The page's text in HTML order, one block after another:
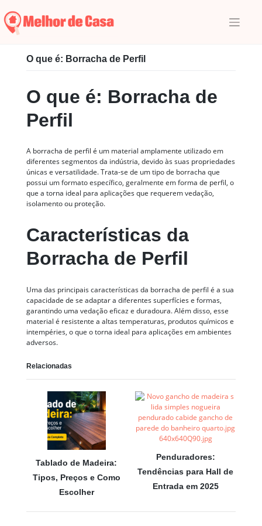
to
content
O que é: Borracha de Perfil
O que é: Borracha de
Perfil
A borracha de perfil é um material amplamente utilizado em
diferentes segmentos da indústria, devido às suas propriedades
únicas e versatilidade. Trata-se de um tipo de borracha que
possui um formato específico, geralmente em forma de perfil, o
que a torna ideal para aplicações que requerem vedação,
isolamento ou proteção.
Características da
Borracha de Perfil
Uma das principais características da borracha de perfil é a sua
capacidade de se adaptar a diferentes superfícies e formas,
garantindo uma vedação eficaz e duradoura. Além disso, esse
material é resistente a altas temperaturas, produtos químicos e
intempéries, o que o torna ideal para aplicações em ambientes
adversos.
Relacionadas
Tablado de Madeira:
Tipos, Preços e Como
Escolher
Penduradores:
Tendências para Hall de
Entrada em 2025